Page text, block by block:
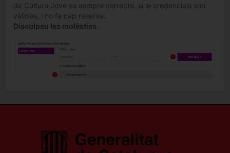
de Cultura Jove es sempre correcte, si le credencials son
vàlides, i no fa cap reserva.
Disculpeu les molèsties.